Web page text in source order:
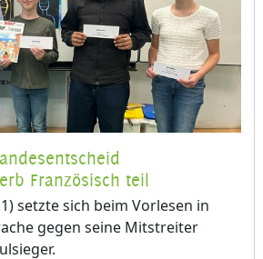
Französisch teil
setzte sich beim Vorlesen in
gegen seine Mitstreiter